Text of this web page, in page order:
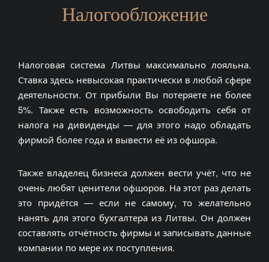
Налогообложение
Налоговая система Литвы максимально лояльна.
Ставка здесь невысокая практически в любой сфере
деятельности. От прибыли Вы потеряете не более
5%. Также есть возможность освободить себя от
налога на дивиденды — для этого надо обладать
фирмой более года и вывести её из офшора.
Также владелец бизнеса должен вести учёт, что не
очень любят ценители офшоров. На этот раз делать
это придётся — если не самому, то желательно
нанять для этого бухгалтера из Литвы. Он должен
составлять отчётность фирмы и записывать данные
компании по мере их поступления.